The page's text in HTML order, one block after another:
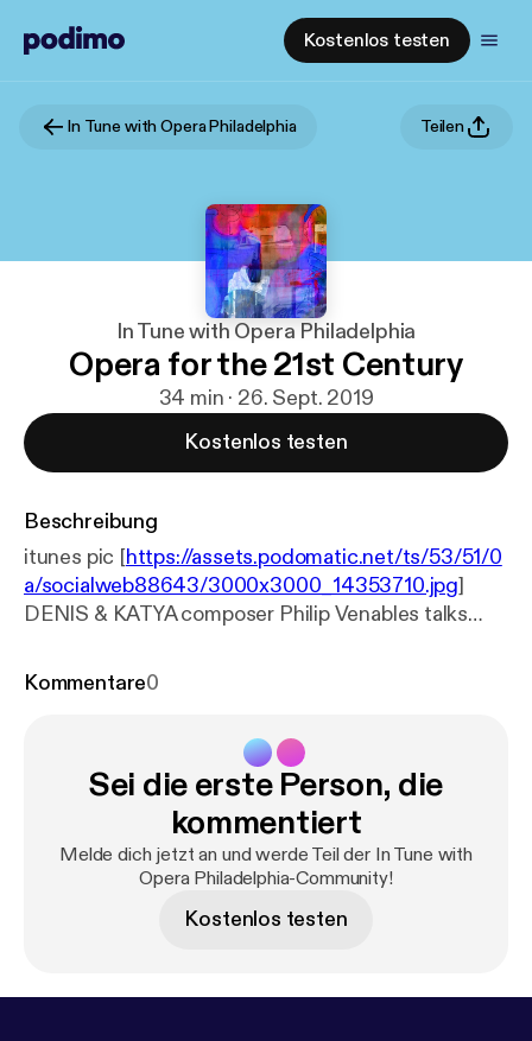
Kostenlos testen
In Tune with Opera Philadelphia Teilen
In Tune with Opera Philadelphia
Opera for the 21st Century
34 min · 26. Sept. 2019
Kostenlos testen
Beschreibung
itunes pic [https://assets.podomatic.net/ts/53/51/0
a/socialweb88643/3000x3000_14353710.jpg]
DENIS & KATYA composer Philip Venables talks
creating the O19 world premiere.
Kommentare0
Sei die erste Person, die
kommentiert
Melde dich jetzt an und werde Teil der In Tune with
Opera Philadelphia-Community!
Kostenlos testen